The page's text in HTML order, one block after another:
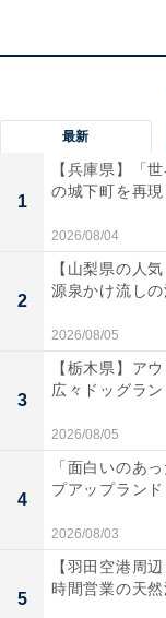
ホルダーが360度回転す
「2IN1車載ドリ
度回転できるの
ってくることが可
サイズを変える
「2IN1車載ドリ
過言ではないの
ができる点。
最新
1
【兵庫県】「
の城下町を再
2026/08/04
2
【山梨県の人
源泉かけ流し
2026/08/05
3
【栃木県】ア
広々ドッグラ
2026/08/05
4
「面白いのあ
プアップラン
2026/08/03
5
【羽田空港周
時間営業の天